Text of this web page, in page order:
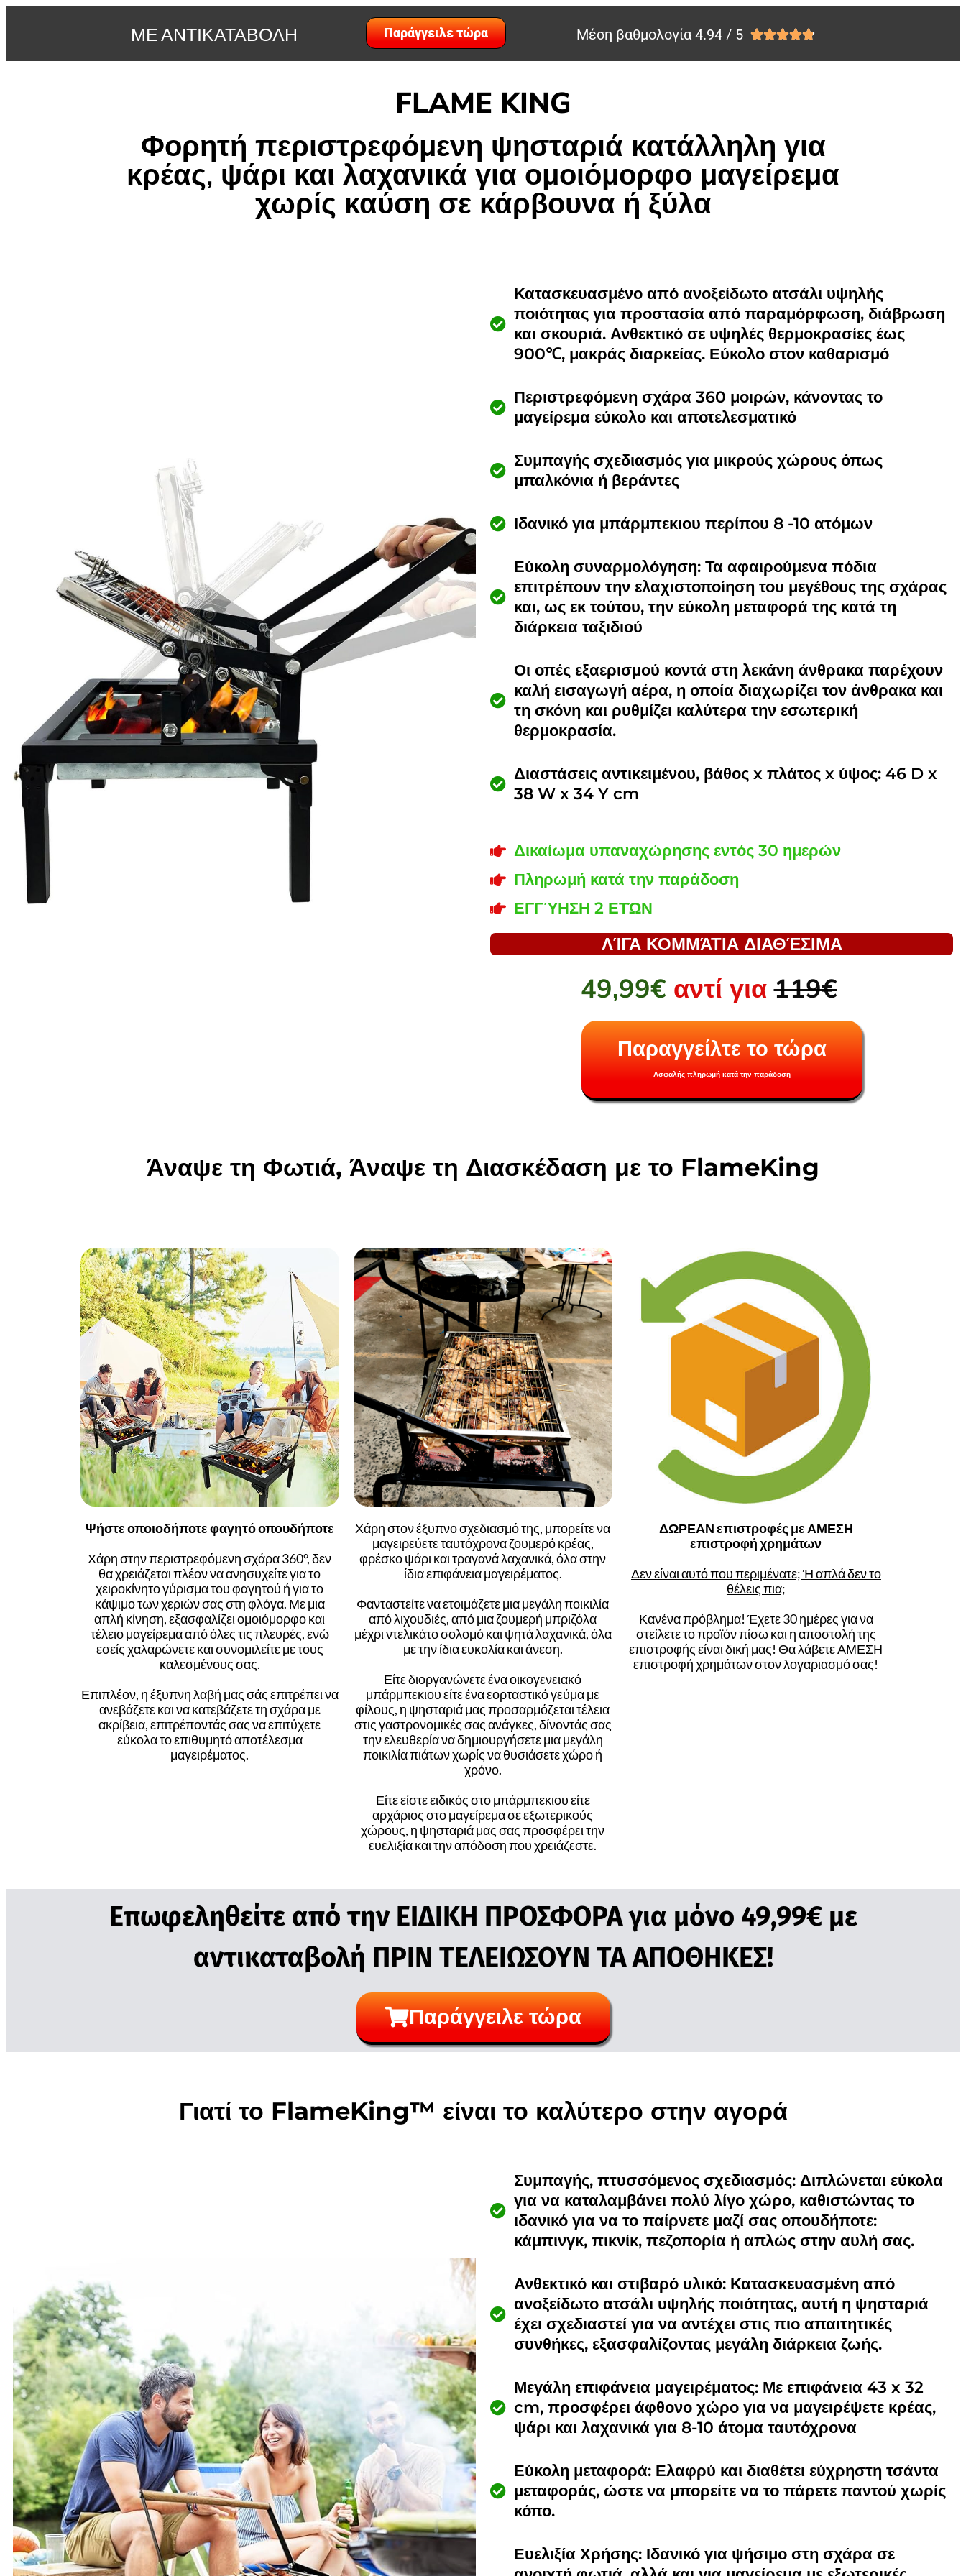
ΜΕ ΑΝΤΙΚΑΤΑΒΟΛΗ Παράγγειλε τώρα Μέση βαθμολογία 4.94 / 5 
FLAME KING
Φορητή περιστρεφόμενη ψησταριά κατάλληλη για
κρέας, ψάρι και λαχανικά για ομοιόμορφο μαγείρεμα
χωρίς καύση σε κάρβουνα ή ξύλα
Κατασκευασμένο από ανοξείδωτο ατσάλι υψηλής
ποιότητας για προστασία από παραμόρφωση, διάβρωση
και σκουριά. Ανθεκτικό σε υψηλές θερμοκρασίες έως
900℃, μακράς διαρκείας. Εύκολο στον καθαρισμό
Περιστρεφόμενη σχάρα 360 μοιρών, κάνοντας το
μαγείρεμα εύκολο και αποτελεσματικό
Συμπαγής σχεδιασμός για μικρούς χώρους όπως
μπαλκόνια ή βεράντες
Ιδανικό για μπάρμπεκιου περίπου 8 -10 ατόμων
Εύκολη συναρμολόγηση: Τα αφαιρούμενα πόδια
επιτρέπουν την ελαχιστοποίηση του μεγέθους της σχάρας
και, ως εκ τούτου, την εύκολη μεταφορά της κατά τη
διάρκεια ταξιδιού
Οι οπές εξαερισμού κοντά στη λεκάνη άνθρακα παρέχουν
καλή εισαγωγή αέρα, η οποία διαχωρίζει τον άνθρακα και
τη σκόνη και ρυθμίζει καλύτερα την εσωτερική
θερμοκρασία.
Διαστάσεις αντικειμένου, βάθος x πλάτος x ύψος: 46 D x
38 W x 34 Y cm
Δικαίωμα υπαναχώρησης εντός 30 ημερών
Πληρωμή κατά την παράδοση
ΕΓΓΎΗΣΗ 2 ΕΤΏΝ
ΛΊΓΑ ΚΟΜΜΆΤΙΑ ΔΙΑΘΈΣΙΜΑ
49,99€ αντί για119€
Παραγγείλτε το τώρα
Ασφαλής πληρωμή κατά την παράδοση
Άναψε τη Φωτιά, Άναψε τη Διασκέδαση με το FlameKing
Ψήστε οποιοδήποτε φαγητό οπουδήποτε
Χάρη στην περιστρεφόμενη σχάρα 360°, δεν
θα χρειάζεται πλέον να ανησυχείτε για το
χειροκίνητο γύρισμα του φαγητού ή για το
κάψιμο των χεριών σας στη φλόγα. Με μια
απλή κίνηση, εξασφαλίζει ομοιόμορφο και
τέλειο μαγείρεμα από όλες τις πλευρές, ενώ
εσείς χαλαρώνετε και συνομιλείτε με τους
καλεσμένους σας.
Επιπλέον, η έξυπνη λαβή μας σάς επιτρέπει να
ανεβάζετε και να κατεβάζετε τη σχάρα με
ακρίβεια, επιτρέποντάς σας να επιτύχετε
εύκολα το επιθυμητό αποτέλεσμα
μαγειρέματος.
Χάρη στον έξυπνο σχεδιασμό της, μπορείτε να
μαγειρεύετε ταυτόχρονα ζουμερό κρέας,
φρέσκο ψάρι και τραγανά λαχανικά, όλα στην
ίδια επιφάνεια μαγειρέματος.
Φανταστείτε να ετοιμάζετε μια μεγάλη ποικιλία
από λιχουδιές, από μια ζουμερή μπριζόλα
μέχρι ντελικάτο σολομό και ψητά λαχανικά, όλα
με την ίδια ευκολία και άνεση.
Είτε διοργανώνετε ένα οικογενειακό
μπάρμπεκιου είτε ένα εορταστικό γεύμα με
φίλους, η ψησταριά μας προσαρμόζεται τέλεια
στις γαστρονομικές σας ανάγκες, δίνοντάς σας
την ελευθερία να δημιουργήσετε μια μεγάλη
ποικιλία πιάτων χωρίς να θυσιάσετε χώρο ή
χρόνο.
Είτε είστε ειδικός στο μπάρμπεκιου είτε
αρχάριος στο μαγείρεμα σε εξωτερικούς
χώρους, η ψησταριά μας σας προσφέρει την
ευελιξία και την απόδοση που χρειάζεστε.
ΔΩΡΕΑΝ επιστροφές με ΑΜΕΣΗ
επιστροφή χρημάτων
Δεν είναι αυτό που περιμένατε; Ή απλά δεν το
θέλεις πια;
Κανένα πρόβλημα! Έχετε 30 ημέρες για να
στείλετε το προϊόν πίσω και η αποστολή της
επιστροφής είναι δική μας! Θα λάβετε ΑΜΕΣΗ
επιστροφή χρημάτων στον λογαριασμό σας!
Επωφεληθείτε από την ΕΙΔΙΚΗ ΠΡΟΣΦΟΡΑ για μόνο 49,99€ με
αντικαταβολή ΠΡΙΝ ΤΕΛΕΙΩΣΟΥΝ ΤΑ ΑΠΟΘΗΚΕΣ!
Παράγγειλε τώρα
Γιατί το FlameKing™ είναι το καλύτερο στην αγορά
Συμπαγής, πτυσσόμενος σχεδιασμός: Διπλώνεται εύκολα
για να καταλαμβάνει πολύ λίγο χώρο, καθιστώντας το
ιδανικό για να το παίρνετε μαζί σας οπουδήποτε:
κάμπινγκ, πικνίκ, πεζοπορία ή απλώς στην αυλή σας.
Ανθεκτικό και στιβαρό υλικό: Κατασκευασμένη από
ανοξείδωτο ατσάλι υψηλής ποιότητας, αυτή η ψησταριά
έχει σχεδιαστεί για να αντέχει στις πιο απαιτητικές
συνθήκες, εξασφαλίζοντας μεγάλη διάρκεια ζωής.
Μεγάλη επιφάνεια μαγειρέματος: Με επιφάνεια 43 x 32
cm, προσφέρει άφθονο χώρο για να μαγειρέψετε κρέας,
ψάρι και λαχανικά για 8-10 άτομα ταυτόχρονα
Εύκολη μεταφορά: Ελαφρύ και διαθέτει εύχρηστη τσάντα
μεταφοράς, ώστε να μπορείτε να το πάρετε παντού χωρίς
κόπο.
Ευελιξία Χρήσης: Ιδανικό για ψήσιμο στη σχάρα σε